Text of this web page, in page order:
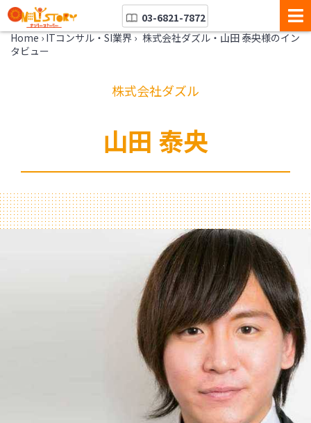
03-6821-7872
Home › ITコンサル・SI業界 › 株式会社ダズル・山田 泰央様のイン
タビュー
株式会社ダズル
山田 泰央